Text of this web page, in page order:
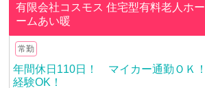
有限会社コスモス住宅型有料老人ホ
ームあい暖
常勤
年間休日110日！ マイカー通勤ＯＫ
経験OK！